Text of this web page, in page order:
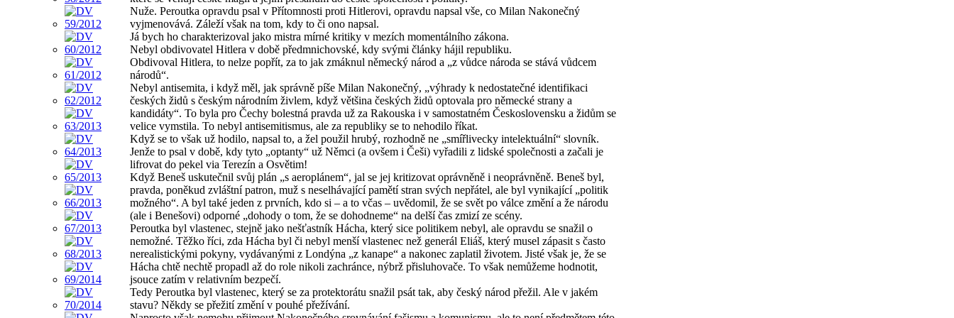
Nuže. Peroutka opravdu psal v Přítomnosti proti Hitlerovi, opravdu napsal vše, co Milan Nakonečný
vyjmenovává. Záleží však na tom, kdy to či ono napsal.
Já bych ho charakterizoval jako mistra mírné kritiky v mezích momentálního zákona.
Nebyl obdivovatel Hitlera v době předmnichovské, kdy svými články hájil republiku.
Obdivoval Hitlera, to nelze popřít, za to jak zmáknul německý národ a „z vůdce národa se stává vůdcem
národů“.
Nebyl antisemita, i když měl, jak správně píše Milan Nakonečný, „výhrady k nedostatečné identifikaci
českých židů s českým národním živlem, když většina českých židů optovala pro německé strany a
kandidáty“. To byla pro Čechy bolestná pravda už za Rakouska i v samostatném Československu a židům se
velice vymstila. To nebyl antisemitismus, ale za republiky se to nehodilo říkat.
Když se to však už hodilo, napsal to, a žel použil hrubý, rozhodně ne „smířlivecky intelektuální“ slovník.
Jenže to psal v době, kdy tyto „optanty“ už Němci (a ovšem i Češi) vyřadili z lidské společnosti a začali je
lifrovat do pekel via Terezín a Osvětim!
Když Beneš uskutečnil svůj plán „s aeroplánem“, jal se jej kritizovat oprávněně i neoprávněně. Beneš byl,
pravda, poněkud zvláštní patron, muž s neselhávající pamětí stran svých nepřátel, ale byl vynikající „politik
možného“. A byl také jeden z prvních, kdo si – a to včas – uvědomil, že se svět po válce změní a že národu
(ale i Benešovi) odporné „dohody o tom, že se dohodneme“ na delší čas zmizí ze scény.
Peroutka byl vlastenec, stejně jako nešťastník Hácha, který sice politikem nebyl, ale opravdu se snažil o
nemožné. Těžko říci, zda Hácha byl či nebyl menší vlastenec než generál Eliáš, který musel zápasit s často
nerealistickými pokyny, vydávanými z Londýna „z kanape“ a nakonec zaplatil životem. Jisté však je, že se
Hácha chtě nechtě propadl až do role nikoli zachránce, nýbrž přisluhovače. To však nemůžeme hodnotit,
jsouce zatím v relativním bezpečí.
Tedy Peroutka byl vlastenec, který se za protektorátu snažil psát tak, aby český národ přežil. Ale v jakém
stavu? Někdy se přežití změní v pouhé přežívání.